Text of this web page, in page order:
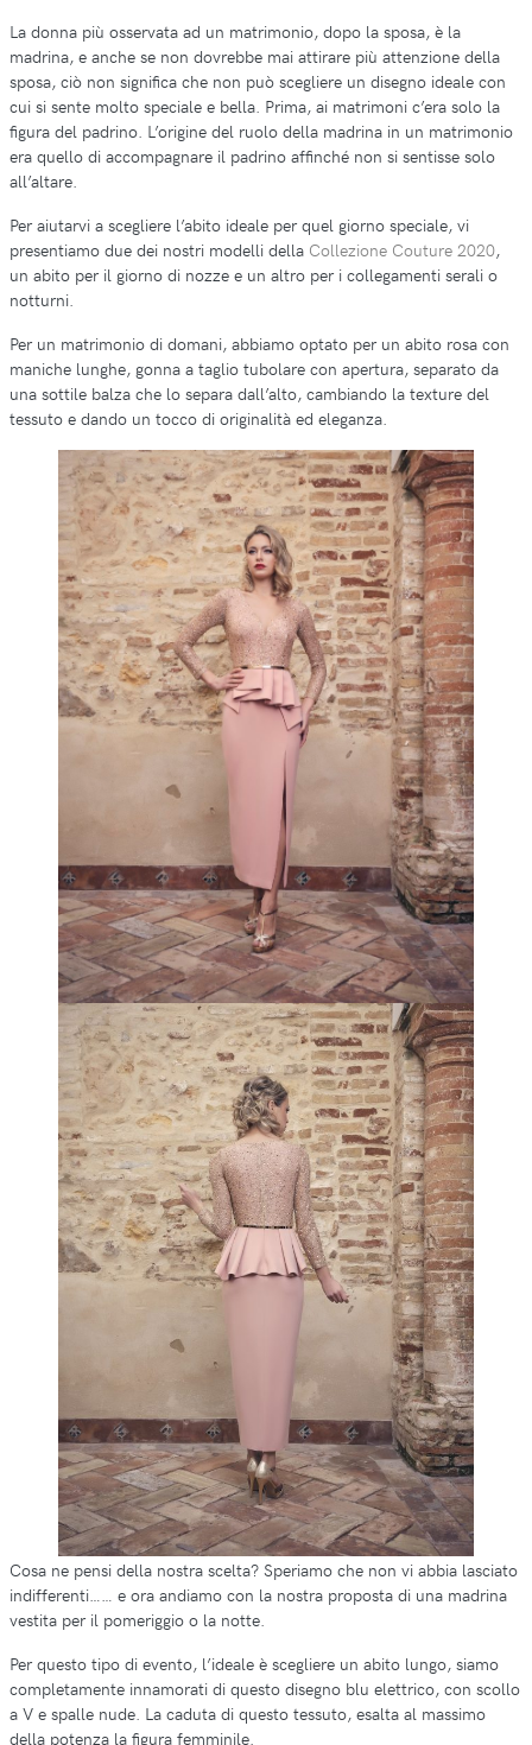
La donna più osservata ad un matrimonio, dopo la sposa, è la
madrina, e anche se non dovrebbe mai attirare più attenzione della
sposa, ciò non significa che non può scegliere un disegno ideale con
cui si sente molto speciale e bella. Prima, ai matrimoni c’era solo la
figura del padrino. L’origine del ruolo della madrina in un matrimonio
era quello di accompagnare il padrino affinché non si sentisse solo
all’altare.
Per aiutarvi a scegliere l’abito ideale per quel giorno speciale, vi
presentiamo due dei nostri modelli della Collezione Couture 2020,
un abito per il giorno di nozze e un altro per i collegamenti serali o
notturni.
Per un matrimonio di domani, abbiamo optato per un abito rosa con
maniche lunghe, gonna a taglio tubolare con apertura, separato da
una sottile balza che lo separa dall’alto, cambiando la texture del
tessuto e dando un tocco di originalità ed eleganza.
Cosa ne pensi della nostra scelta? Speriamo che non vi abbia lasciato
indifferenti…… e ora andiamo con la nostra proposta di una madrina
vestita per il pomeriggio o la notte.
Per questo tipo di evento, l’ideale è scegliere un abito lungo, siamo
completamente innamorati di questo disegno blu elettrico, con scollo
a V e spalle nude. La caduta di questo tessuto, esalta al massimo
della potenza la figura femminile.